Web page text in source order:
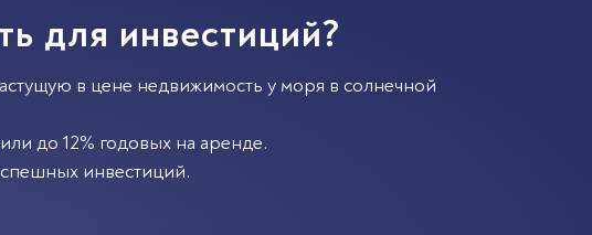
для инвестиций?
в цене недвижимость у моря в солнечной
до 12% годовых на аренде.
инвестиций.